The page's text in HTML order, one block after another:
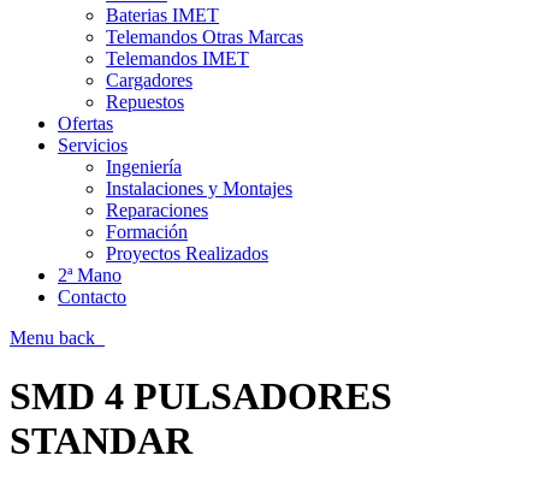
Baterias IMET
Telemandos Otras Marcas
Telemandos IMET
Cargadores
Repuestos
Ofertas
Servicios
Ingeniería
Instalaciones y Montajes
Reparaciones
Formación
Proyectos Realizados
2ª Mano
Contacto
Menu back
SMD 4 PULSADORES
STANDAR